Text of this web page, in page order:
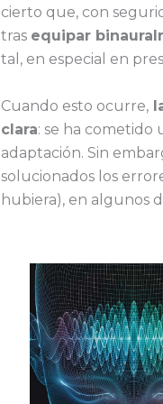
cierto que, con
tras equipar
tal, en especial en
Cuando esto ocurre,
clara: se ha cometido
adaptación. Sin
solucionados los
hubiera), en algunos